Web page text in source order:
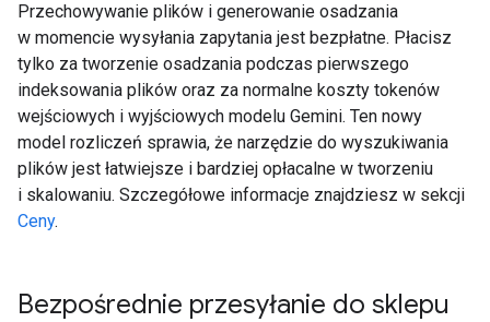
Przechowywanie plików i generowanie osadzania
w momencie wysyłania zapytania jest bezpłatne. Płacisz
tylko za tworzenie osadzania podczas pierwszego
indeksowania plików oraz za normalne koszty tokenów
wejściowych i wyjściowych modelu Gemini. Ten nowy
model rozliczeń sprawia, że narzędzie do wyszukiwania
plików jest łatwiejsze i bardziej opłacalne w tworzeniu
i skalowaniu. Szczegółowe informacje znajdziesz w sekcji
Ceny.
Bezpośrednie przesyłanie do sklepu